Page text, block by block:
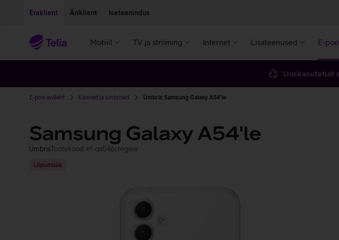
Eraklient Äriklient Iseteenindus
Mobiil TV ja striiming Internet Lisateenused E-
Uuskasutatud
E-poe avaleht Kaaned ja ümbrised Ümbris Samsung Galaxy A54'le
Samsung Galaxy A54'le
ÜmbrisTootekood: ef-qa546ctegww
Lõpumüük